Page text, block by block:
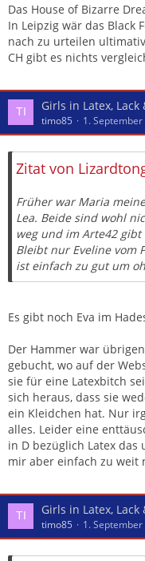
Das House of Bizarre
In Leipzig wär das Black
nach zu urteilen
CH gibt es nichts
Girls in Latex, Lack
timo85 1.
Zitat von
Früher war Maria
Lea. Beide sind wohl
weg und im Arte42
Bleibt nur Eveline vom
ist einfach zu gut um
Es gibt noch Eva im
Der Hammer war
gebucht, wo auf der
sie für eine Latexbitch
sich heraus, dass sie
ein Kleidchen hat. Nur
alles. Leider eine
in D bezüglich Latex das
mir aber einfach zu weit
Girls in Latex, Lack
timo85 1.